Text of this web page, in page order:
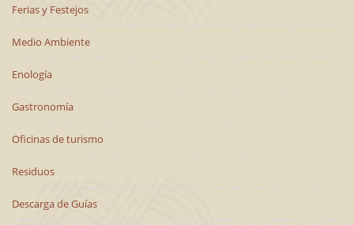
Ferias y Festejos
Medio Ambiente
Enología
Gastronomía
Oficinas de turismo
Residuos
Descarga de Guías